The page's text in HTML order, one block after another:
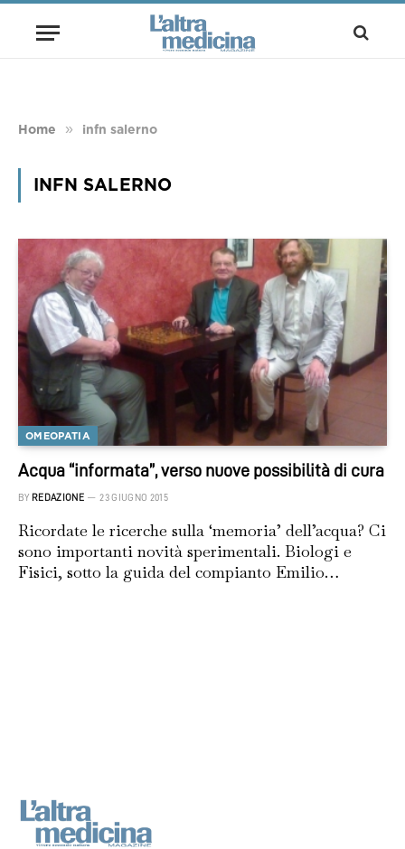
Home » infn salerno
INFN SALERNO
OMEOPATIA
Acqua “informata”, verso nuove possibilità di cura
BY REDAZIONE 23 GIUGNO 2015
Ricordate le ricerche sulla ‘memoria’ dell’acqua? Ci
sono importanti novità sperimentali. Biologi e
Fisici, sotto la guida del compianto Emilio…